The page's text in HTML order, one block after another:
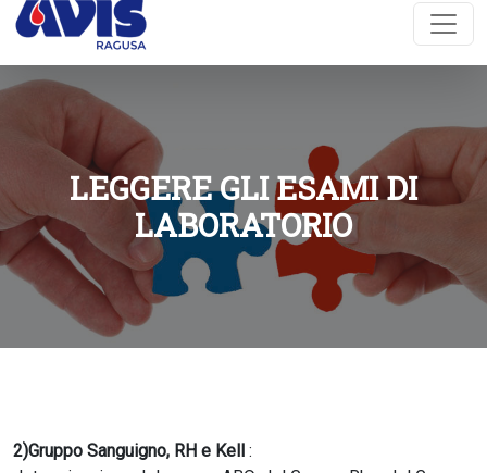
LEGGERE GLI ESAMI DI
LABORATORIO
2)Gruppo Sanguigno, RH e Kell :